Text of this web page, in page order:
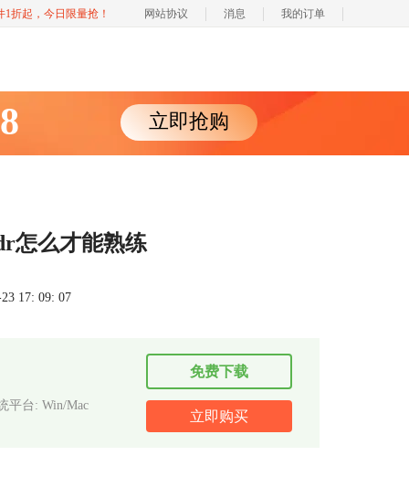
折起，今日限量抢！ 网站协议 消息 我的订单
立即抢购
怎么才能熟练
17: 09: 07
平台: Win/Mac
免费下载
立即购买